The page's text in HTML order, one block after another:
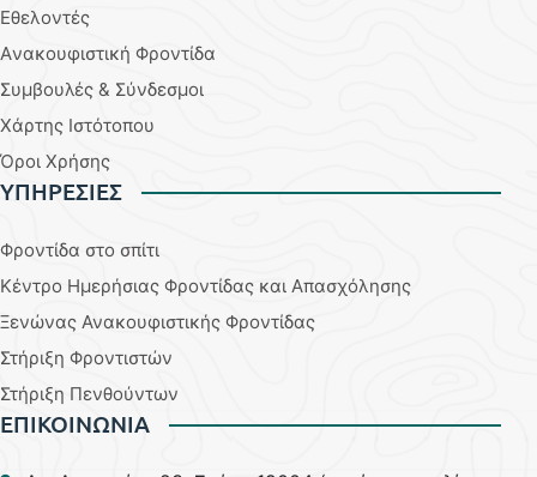
Εθελοντές
Aνακουφιστική Φροντίδα
Συμβουλές & Σύνδεσμοι
Χάρτης Ιστότοπου
Όροι Χρήσης
YΠΗΡΕΣΙΕΣ
Φροντίδα στο σπίτι
Κέντρο Ημερήσιας Φροντίδας και Απασχόλησης
Ξενώνας Ανακουφιστικής Φροντίδας
Στήριξη Φροντιστών
Στήριξη Πενθούντων
ΕΠΙΚΟΙΝΩΝΙΑ